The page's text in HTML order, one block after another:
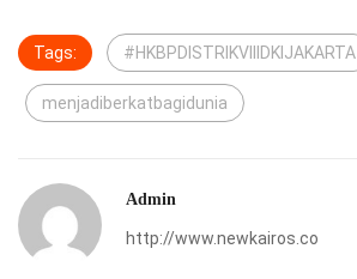
Tags: #HKBPDISTRIKVIIIDKIJAKARTA
menjadiberkatbagidunia
Admin
http://www.newkairos.co